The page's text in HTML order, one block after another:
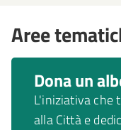
Aree
Dona un
L'iniziativa che
alla Città e